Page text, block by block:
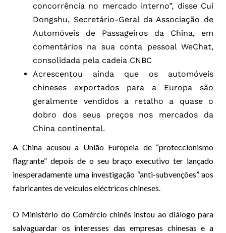
concorrência no mercado interno”, disse Cui
Dongshu, Secretário-Geral da Associação de
Automóveis de Passageiros da China, em
comentários na sua conta pessoal WeChat,
consolidada pela cadeia CNBC
Acrescentou ainda que os automóveis
chineses exportados para a Europa são
geralmente vendidos a retalho a quase o
dobro dos seus preços nos mercados da
China continental.
A China acusou a União Europeia de “proteccionismo
flagrante” depois de o seu braço executivo ter lançado
inesperadamente uma investigação “anti-subvenções” aos
fabricantes de veículos eléctricos chineses.
O Ministério do Comércio chinês instou ao diálogo para
salvaguardar os interesses das empresas chinesas e a